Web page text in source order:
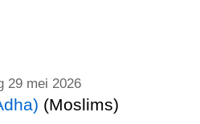
29 mei 2026
(Moslims)